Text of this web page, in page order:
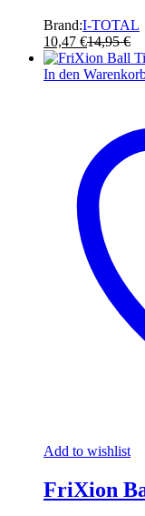
Brand:I-TOTAL
10,47 €14,95€
In den
Add to wishlist
FriXion